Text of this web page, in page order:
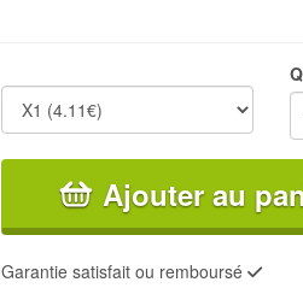
Ajouter au
Garantie satisfait ou remboursé